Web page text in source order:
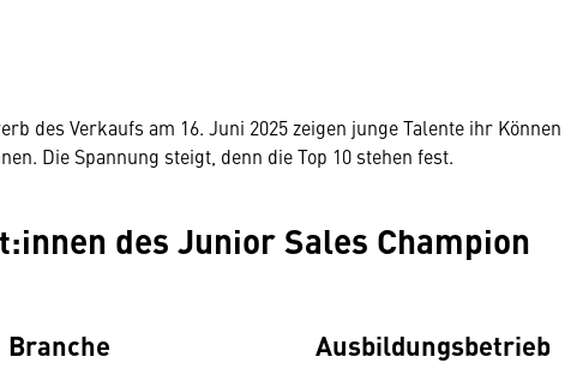
des Verkaufs am 16. Juni 2025 zeigen junge Talente ihr Können
Die Spannung steigt, denn die Top 10 stehen fest.
des Junior Sales Champion
Branche Ausbildungsbetrieb